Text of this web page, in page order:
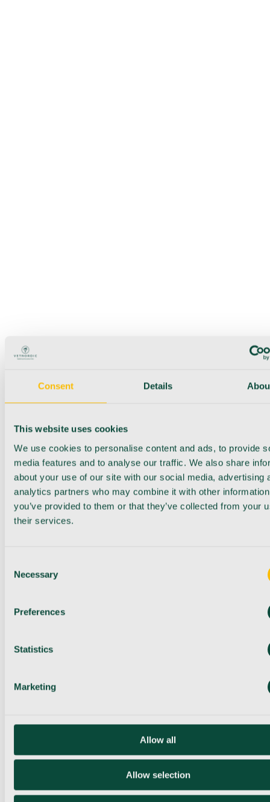
Consent Details
This website uses cookies
We use cookies to personalise content and ads, to provide
media features and to analyse our traffic. We also share
about your use of our site with our social media, advertising
analytics partners who may combine it with other
you’ve provided to them or that they’ve collected from your
their services.
Selection
Necessary
Preferences
Statistics
Marketing
Allow all
Allow selection